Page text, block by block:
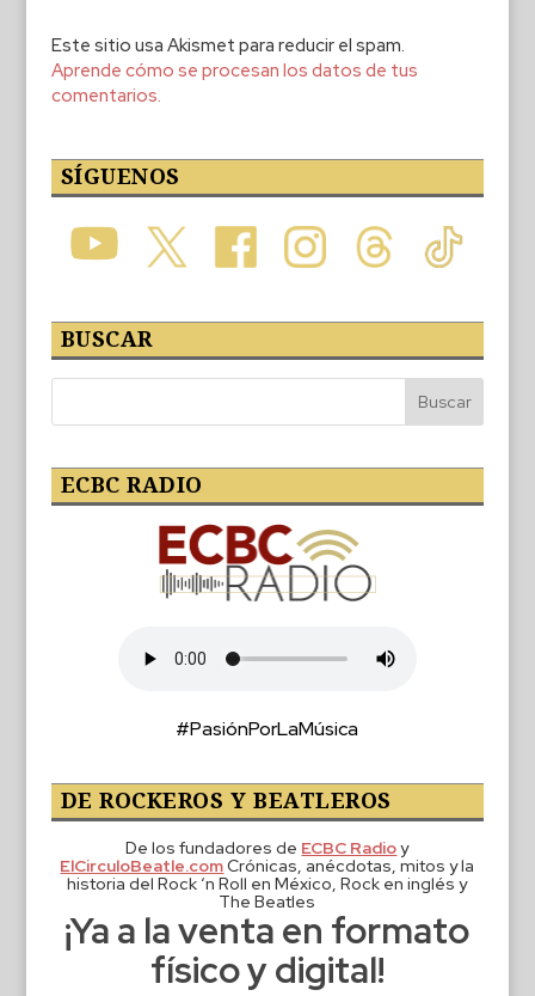
Este sitio usa Akismet para reducir el spam.
Aprende cómo se procesan los datos de tus
comentarios.
SÍGUENOS
BUSCAR
ECBC RADIO
#PasiónPorLaMúsica
DE ROCKEROS Y BEATLEROS
De los fundadores de ECBC Radioy
ElCirculoBeatle.comCrónicas, anécdotas, mitos y la
historia del Rock ‘n Roll en México, Rock en inglés y
The Beatles
¡Ya a la venta en formato
físico y digital!